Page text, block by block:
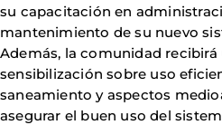
su capacitación en
mantenimiento de su nuevo
Además, la comunidad
sensibilización sobre uso
saneamiento y aspectos
asegurar el buen uso del